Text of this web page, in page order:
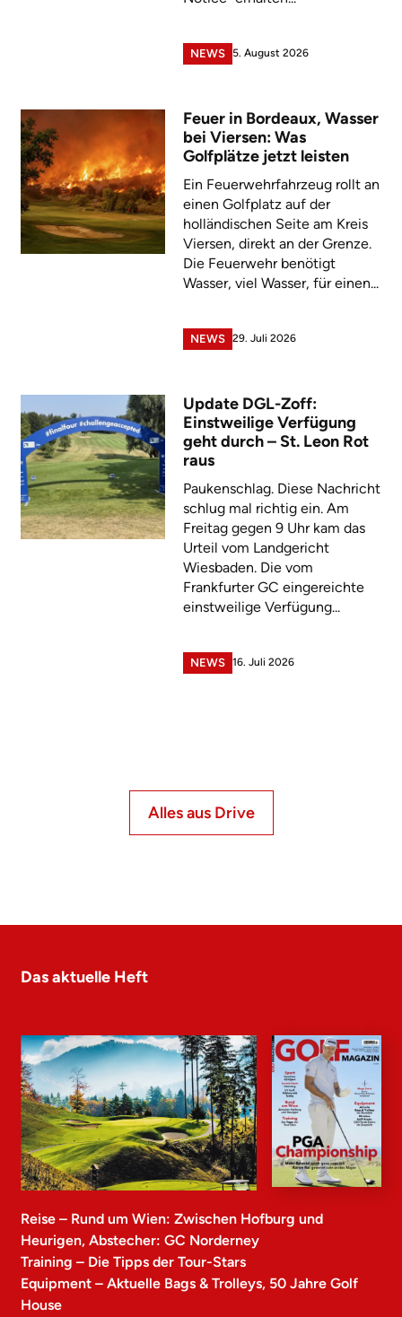
NEWS 5. August 2026
Feuer in Bordeaux, Wasser
bei Viersen: Was
Golfplätze jetzt leisten
Ein Feuerwehrfahrzeug rollt an
einen Golfplatz auf der
holländischen Seite am Kreis
Viersen, direkt an der Grenze.
Die Feuerwehr benötigt
Wasser, viel Wasser, für einen...
NEWS 29. Juli 2026
Update DGL-Zoff:
Einstweilige Verfügung
geht durch – St. Leon Rot
raus
Paukenschlag. Diese Nachricht
schlug mal richtig ein. Am
Freitag gegen 9 Uhr kam das
Urteil vom Landgericht
Wiesbaden. Die vom
Frankfurter GC eingereichte
einstweilige Verfügung...
NEWS 16. Juli 2026
Alles aus Drive
Das aktuelle Heft
Reise – Rund um Wien: Zwischen Hofburg und
Heurigen, Abstecher: GC Norderney
Training – Die Tipps der Tour-Stars
Equipment – Aktuelle Bags & Trolleys, 50 Jahre Golf
House